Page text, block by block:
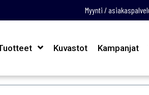
Myynti /
Kuvastot Kampanjat